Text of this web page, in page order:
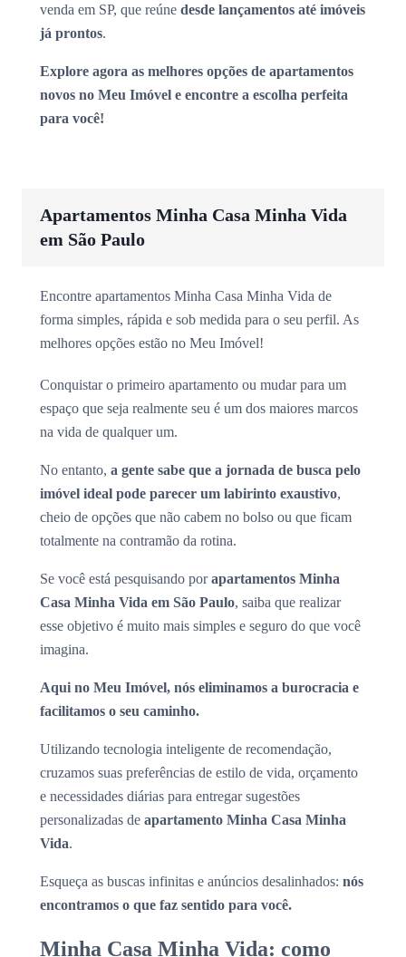
venda em SP, que reúne desde lançamentos até imóveis
já prontos.
Explore agora as melhores opções de apartamentos
novos no Meu Imóvel e encontre a escolha perfeita
para você!
Apartamentos Minha Casa Minha Vida
em São Paulo
Encontre apartamentos Minha Casa Minha Vida de
forma simples, rápida e sob medida para o seu perfil. As
melhores opções estão no Meu Imóvel!
Conquistar o primeiro apartamento ou mudar para um
espaço que seja realmente seu é um dos maiores marcos
na vida de qualquer um.
No entanto, a gente sabe que a jornada de busca pelo
imóvel ideal pode parecer um labirinto exaustivo,
cheio de opções que não cabem no bolso ou que ficam
totalmente na contramão da rotina.
Se você está pesquisando porapartamentos Minha
Casa Minha Vida em São Paulo, saiba que realizar
esse objetivo é muito mais simples e seguro do que você
imagina.
Aqui no Meu Imóvel, nós eliminamos a burocracia e
facilitamos o seu caminho.
Utilizando tecnologia inteligente de recomendação,
cruzamos suas preferências de estilo de vida, orçamento
e necessidades diárias para entregar sugestões
personalizadas de apartamento Minha Casa Minha
Vida.
Esqueça as buscas infinitas e anúncios desalinhados: nós
encontramos o que faz sentido para você.
Minha Casa Minha Vida: como